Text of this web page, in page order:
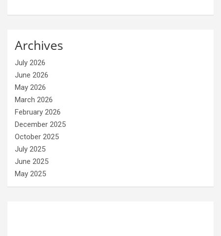
Archives
July 2026
June 2026
May 2026
March 2026
February 2026
December 2025
October 2025
July 2025
June 2025
May 2025